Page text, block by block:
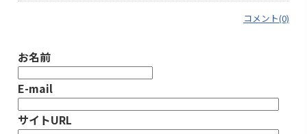
コメント(0)
お名前
E-mail
サイトURL